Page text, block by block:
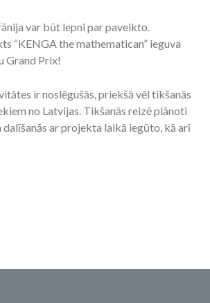
var būt lepni par paveikto.
“KENGA the mathematican” ieguva
Grand Prix!
ir noslēgušās, priekšā vēl tikšanās
no Latvijas. Tikšanās reizē plānoti
ar projekta laikā iegūto, kā arī